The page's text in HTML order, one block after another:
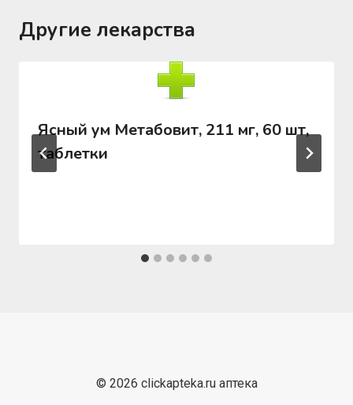
Другие лекарства
Ясный ум Метабовит, 211 мг, 60 шт,
таблетки
© 2026 clickapteka.ru аптека